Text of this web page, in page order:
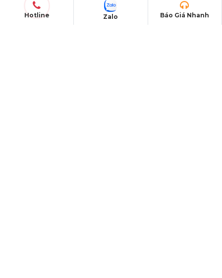
Thiết Bị Âm Thanh Loa Dài
Hotline Báo Giá Nhanh
Zalo